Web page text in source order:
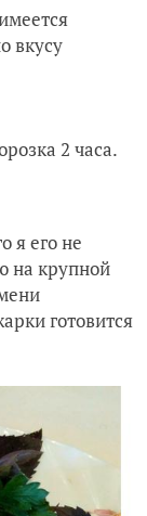
вкусу
2 часа.
я его не
на крупной
готовится